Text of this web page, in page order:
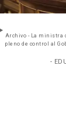
Archivo - La ministra
pleno de control al
-